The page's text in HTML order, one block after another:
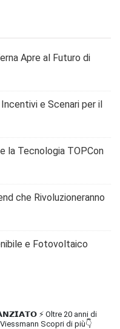
Apre al Futuro di
e Scenari per il
la Tecnologia TOPCon
che Rivoluzioneranno
e Fotovoltaico
⚡ Oltre 20 anni di
Scopri di più👇